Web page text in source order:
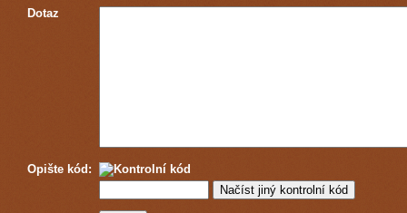
Dotaz
Opište kód: